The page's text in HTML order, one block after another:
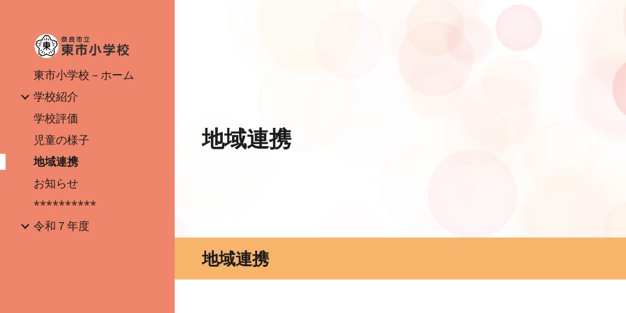
東市小学校－ホーム
学校紹介
学校評価
児童の様子
地域連携
お知らせ
**********
令和７年度
地域連携
地域連携